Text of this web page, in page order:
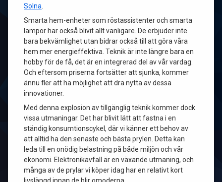
Solna
Smarta hem-enheter som röstassistenter och smarta
lampor har också blivit allt vanligare. De erbjuder inte
bara bekvämlighet utan bidrar också till att göra våra
hem mer energieffektiva. Teknik är inte längre bara en
hobby för de få, det är en integrerad del av vår vardag.
Och eftersom priserna fortsätter att sjunka, kommer
ännu fler att ha möjlighet att dra nytta av dessa
innovationer.
Med denna explosion av tillgänglig teknik kommer dock
vissa utmaningar. Det har blivit lätt att fastna i en
ständig konsumtionscykel, där vi känner ett behov av
att alltid ha den senaste och bästa prylen. Detta kan
leda till en onödig belastning på både miljön och vår
ekonomi. Elektronikavfall är en växande utmaning, och
många av de prylar vi köper idag har en relativt kort